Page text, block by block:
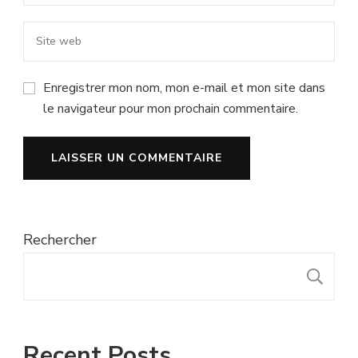
Enregistrer mon nom, mon e-mail et mon site dans
le navigateur pour mon prochain commentaire.
Rechercher